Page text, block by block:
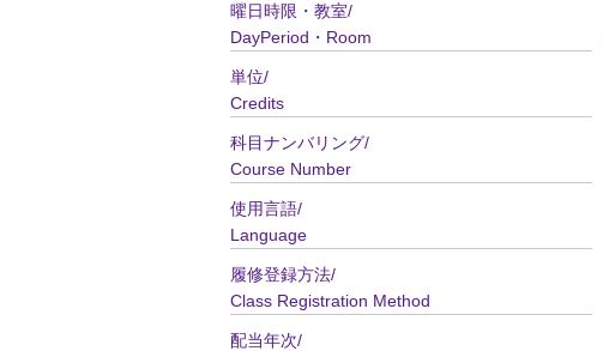
曜日時限・教室/
DayPeriod・Room
単位/
Credits
科目ナンバリング/
Course Number
使用言語/
Language
履修登録方法/
Class Registration Method
配当年次/